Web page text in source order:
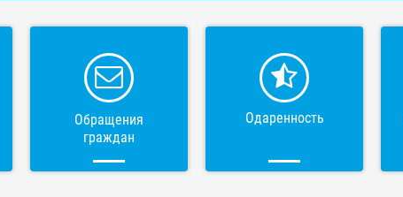
Обращения
граждан
Одаренность